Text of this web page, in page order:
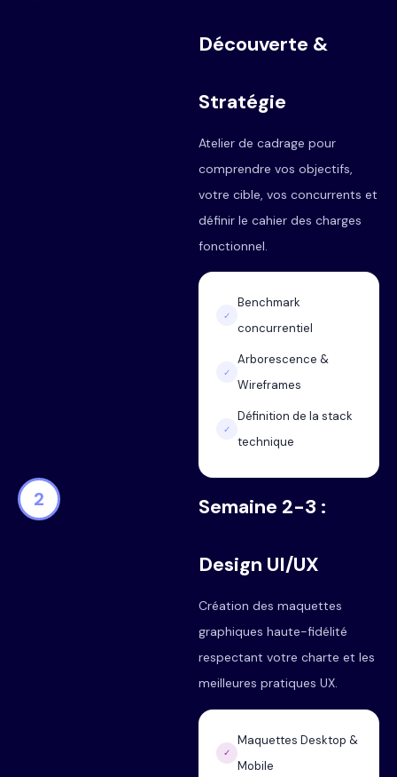
Découverte &
Stratégie
Atelier de cadrage pour
comprendre vos objectifs,
votre cible, vos concurrents et
définir le cahier des charges
fonctionnel.
✓
Benchmark
concurrentiel
✓
Arborescence &
Wireframes
✓
Définition de la stack
technique
2 Semaine 2-3 :
Design UI/UX
Création des maquettes
graphiques haute-fidélité
respectant votre charte et les
meilleures pratiques UX.
✓
Maquettes Desktop &
Mobile